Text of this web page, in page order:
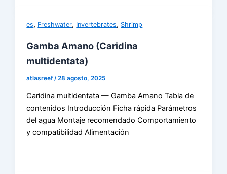
es, Freshwater, Invertebrates, Shrimp
Gamba Amano (Caridina
multidentata)
atlasreef /28 agosto, 2025
Caridina multidentata — Gamba Amano Tabla de
contenidos Introducción Ficha rápida Parámetros
del agua Montaje recomendado Comportamiento
y compatibilidad Alimentación